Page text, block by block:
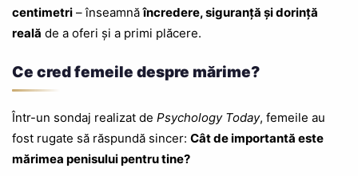
centimetri – înseamnăîncredere, siguranță și dorință
reală de a oferi și a primi plăcere.
Ce cred femeile despre mărime?
Într-un sondaj realizat de Psychology Today, femeile au
fost rugate să răspundă sincer: Cât de importantă este
mărimea penisului pentru tine?